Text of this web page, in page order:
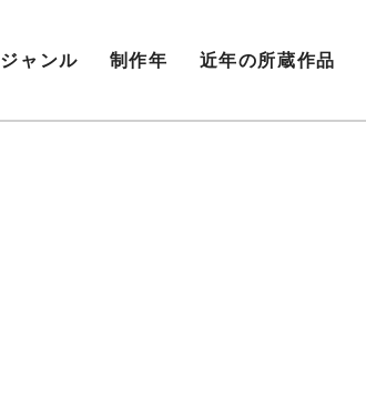
ジャンル 制作年 近年の所蔵作品